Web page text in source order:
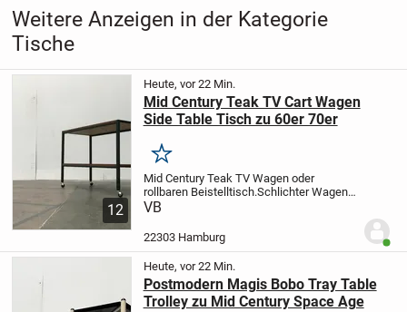
Weitere Anzeigen in der Kategorie
Tische
12
Heute, vor 22 Min.
Mid Century Teak TV Cart Wagen
Side Table Tisch zu 60er 70er
Merken
Mid Century Teak TV Wagen oder
rollbaren Beistelltisch.Schlichter Wagen
mit Teak Tischflächen und dunklem
aus Vierkantrohr und harmoniert in Form
VB
22303 Hamburg
Heute, vor 22 Min.
Postmodern Magis Bobo Tray Table
Trolley zu Mid Century Space Age